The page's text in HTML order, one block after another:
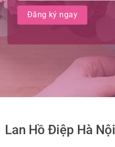
Lan Hồ Điệp Hà Nội